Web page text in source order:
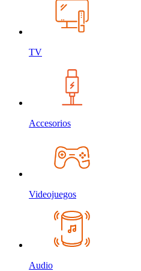
TV
Accesorios
Videojuegos
Audio